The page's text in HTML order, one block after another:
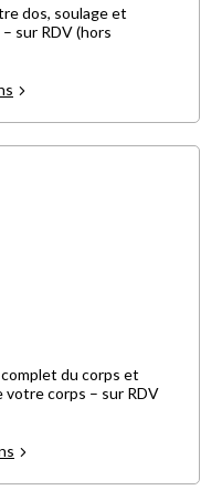
dos, soulage et
sur RDV (hors
du corps et
corps – sur RDV